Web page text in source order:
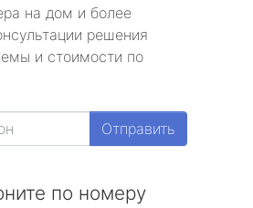
на дом и более
решения
и стоимости по
Отправить
по номеру